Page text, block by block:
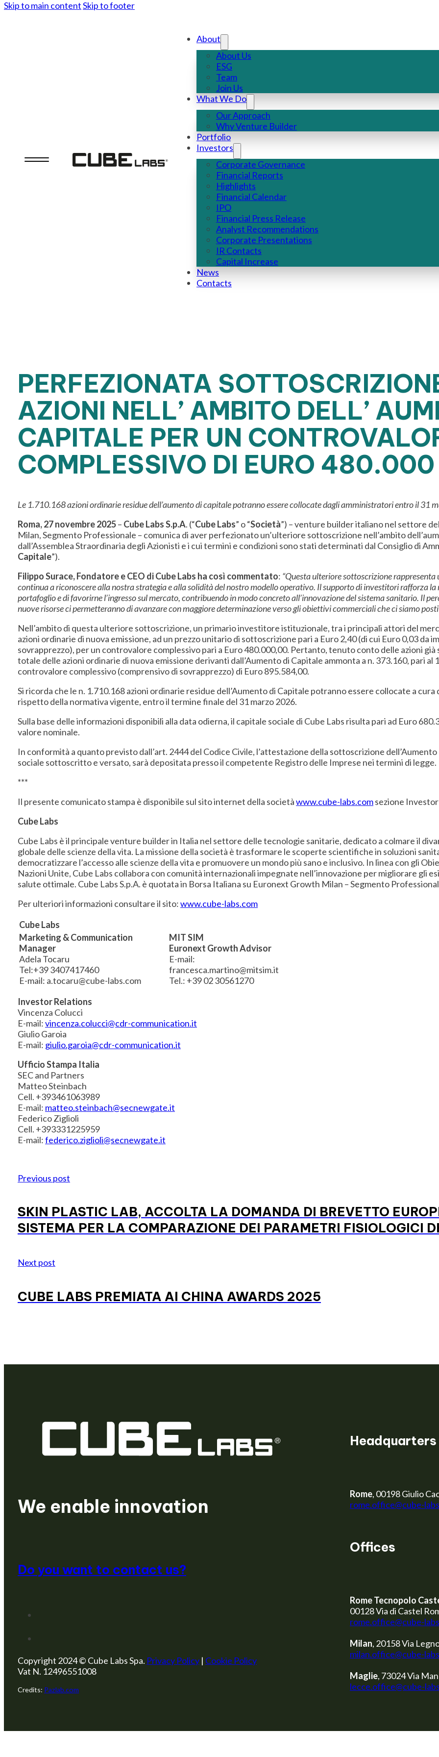
Skip to main contentSkip to footer
About
About Us
ESG
Team
Join Us
What We Do
Our Approach
Why Venture Builder
Portfolio
Investors
Corporate Governance
Financial Reports
Highlights
Financial Calendar
IPO
Financial Press Release
Analyst Recommendations
Corporate Presentations
IR Contacts
Capital Increase
News
Contacts
PERFEZIONATA
AZIONI NELL’ AMBITO DELL’
CAPITALE PER UN
COMPLESSIVO DI EURO 480.000
Le 1.710.168 azioni ordinarie residue dell’aumento di capitale potranno essere collocate dagli amministratori entro il 31
Roma, 27 novembre 2025– Cube Labs S.p.A. (“Cube Labs” o “Società”) – venture builder italiano nel settore
Milan, Segmento Professionale – comunica di aver perfezionato un’ulteriore sottoscrizione nell’ambito
dall’Assemblea Straordinaria degli Azionisti e i cui termini e condizioni sono stati determinati dal Consiglio di
Capitale”).
Filippo Surace, Fondatore e CEO di Cube Labs ha così commentato: “Questa ulteriore sottoscrizionerappresenta
continua a riconoscere alla nostra strategia e alla solidità del nostro modello operativo. Il supporto di investitori rafforza
portafoglio e di favorirne l’ingresso sul mercato, contribuendo in modo concretoall’innovazione del sistema sanitario. Il
nuoverisorse ci permetteranno di avanzare con maggiore determinazione verso gli obiettivicommerciali che ci siamo
Nell’ambito di questa ulteriore sottoscrizione, un primario investitore istituzionale, tra i principali attori del
azioni ordinarie di nuova emissione, ad un prezzo unitario di sottoscrizione pari a Euro 2,40 (di cui Euro 0,03 da
sovrapprezzo), per un controvalore complessivo pari a Euro 480.000,00. Pertanto, tenuto conto delle azioni
totale delle azioni ordinarie di nuova emissione derivanti dall’Aumento di Capitale ammonta a n. 373.160, pari
controvalore complessivo (comprensivo di sovrapprezzo) di Euro 895.584,00.
Si ricorda che le n. 1.710.168 azioni ordinarie residue dell’Aumento di Capitale potranno essere collocate a
rispetto della normativa vigente, entro il termine finale del 31 marzo 2026.
Sulla base delle informazioni disponibili alla data odierna, il capitale sociale di Cube Labs risulta pari ad Euro
valore nominale.
In conformità a quanto previsto dall’art. 2444 del Codice Civile, l’attestazione della sottoscrizione
sociale sottoscritto e versato, sarà depositata presso il competente Registro delle Imprese nei termini di legge.
***
Il presente comunicato stampa è disponibile sul sito internet della societàwww.cube-labs.comsezione
Cube Labs
Cube Labs è il principale venture builder in Italia nel settore delle tecnologie sanitarie, dedicato a colmare il
globale delle scienze della vita. La missione della società è trasformare le scoperte scientifiche in soluzioni
democratizzare l’accesso alle scienze della vita e promuovere un mondo più sano e inclusivo. In linea con gli
Nazioni Unite, Cube Labs collabora con comunità internazionali impegnate nell’innovazione per migliorare gli
salute ottimale. Cube Labs S.p.A. è quotata in Borsa Italiana su Euronext Growth Milan – Segmento
Per ulteriori informazioni consultare il sito:www.cube-labs.com
Cube Labs
Marketing & Communication
Manager
Adela Tocaru
Tel:+39 3407417460
E-mail: a.tocaru@cube-labs.com
MIT SIM
Euronext Growth Advisor
E-mail:
francesca.martino@mitsim.it
Tel.: +39 02 30561270
Investor Relations
Vincenza Colucci
E-mail:vincenza.colucci@cdr-communication.it
Giulio Garoia
E-mail: giulio.garoia@cdr-communication.it
Ufficio Stampa Italia
SEC and Partners
Matteo Steinbach
Cell. +393461063989
E-mail: matteo.steinbach@secnewgate.it
Federico Ziglioli
Cell. +393331225959
E-mail:federico.ziglioli@secnewgate.it
Previous post
SKIN PLASTIC LAB, ACCOLTA LA DOMANDA DI BREVETTO
SISTEMA PER LA COMPARAZIONE DEI PARAMETRI FISIOLOGICI
Next post
CUBE LABS PREMIATA AI CHINA AWARDS 2025
We are a venture builder
We create startups
We enable innovation
Do you want to contact us?
Copyright 2024 © Cube Labs Spa. Privacy Policy | Cookie Policy
Vat N. 12496551008
Credits: Pazlab.com
Headquarters
Rome, 00198 Giulio
rome.office@cube-
Offices
Rome Tecnopolo
00128 Via di Castel
rome.office@cube-
Milan, 20158 Via
milan.office@cube-
Maglie, 73024 Via
lecce.office@cube-